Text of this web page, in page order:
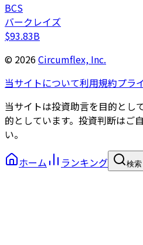
BCS
バークレイズ
$93.83B
© 2026Circumflex, Inc.
当サイトについて利用規約プラ
当サイトは投資助言を目的とし
的としています。投資判断はご
い。
ホーム
ランキング 検索